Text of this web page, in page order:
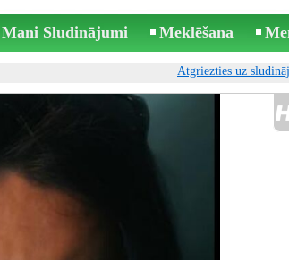
Mani Sludinājumi Meklēšana
Atgriezties uz